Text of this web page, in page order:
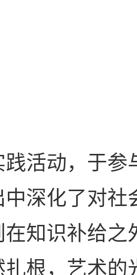
践活动，于参
中深化了对社
在知识补给
扎根，艺术的